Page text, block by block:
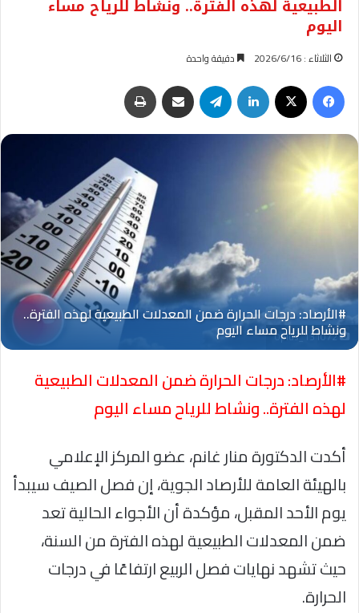
الطبيعية لهذه الفترة.. ونشاط للرياح مساء
اليوم
الثلاثاء : 2026/6/16 دقيقة واحدة
فيسبوك لينكدإن تيلقرام مشاركة عبر البريد
Oplus_131072
#الأرصاد: درجات الحرارة ضمن المعدلات الطبيعية
لهذه الفترة.. ونشاط للرياح مساء اليوم
أكدت الدكتورة منار غانم، عضو المركز الإعلامي
بالهيئة العامة للأرصاد الجوية، إن فصل الصيف سيبدأ
يوم الأحد المقبل، مؤكدة أن الأجواء الحالية تعد
ضمن المعدلات الطبيعية لهذه الفترة من السنة،
حيث تشهد نهايات فصل الربيع ارتفاعًا في درجات
الحرارة.